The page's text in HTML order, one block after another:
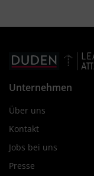
Unternehmen
Über uns
Kontakt
Jobs bei uns
Presse